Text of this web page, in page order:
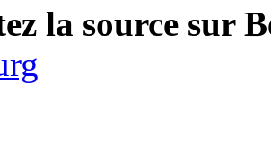
la source sur